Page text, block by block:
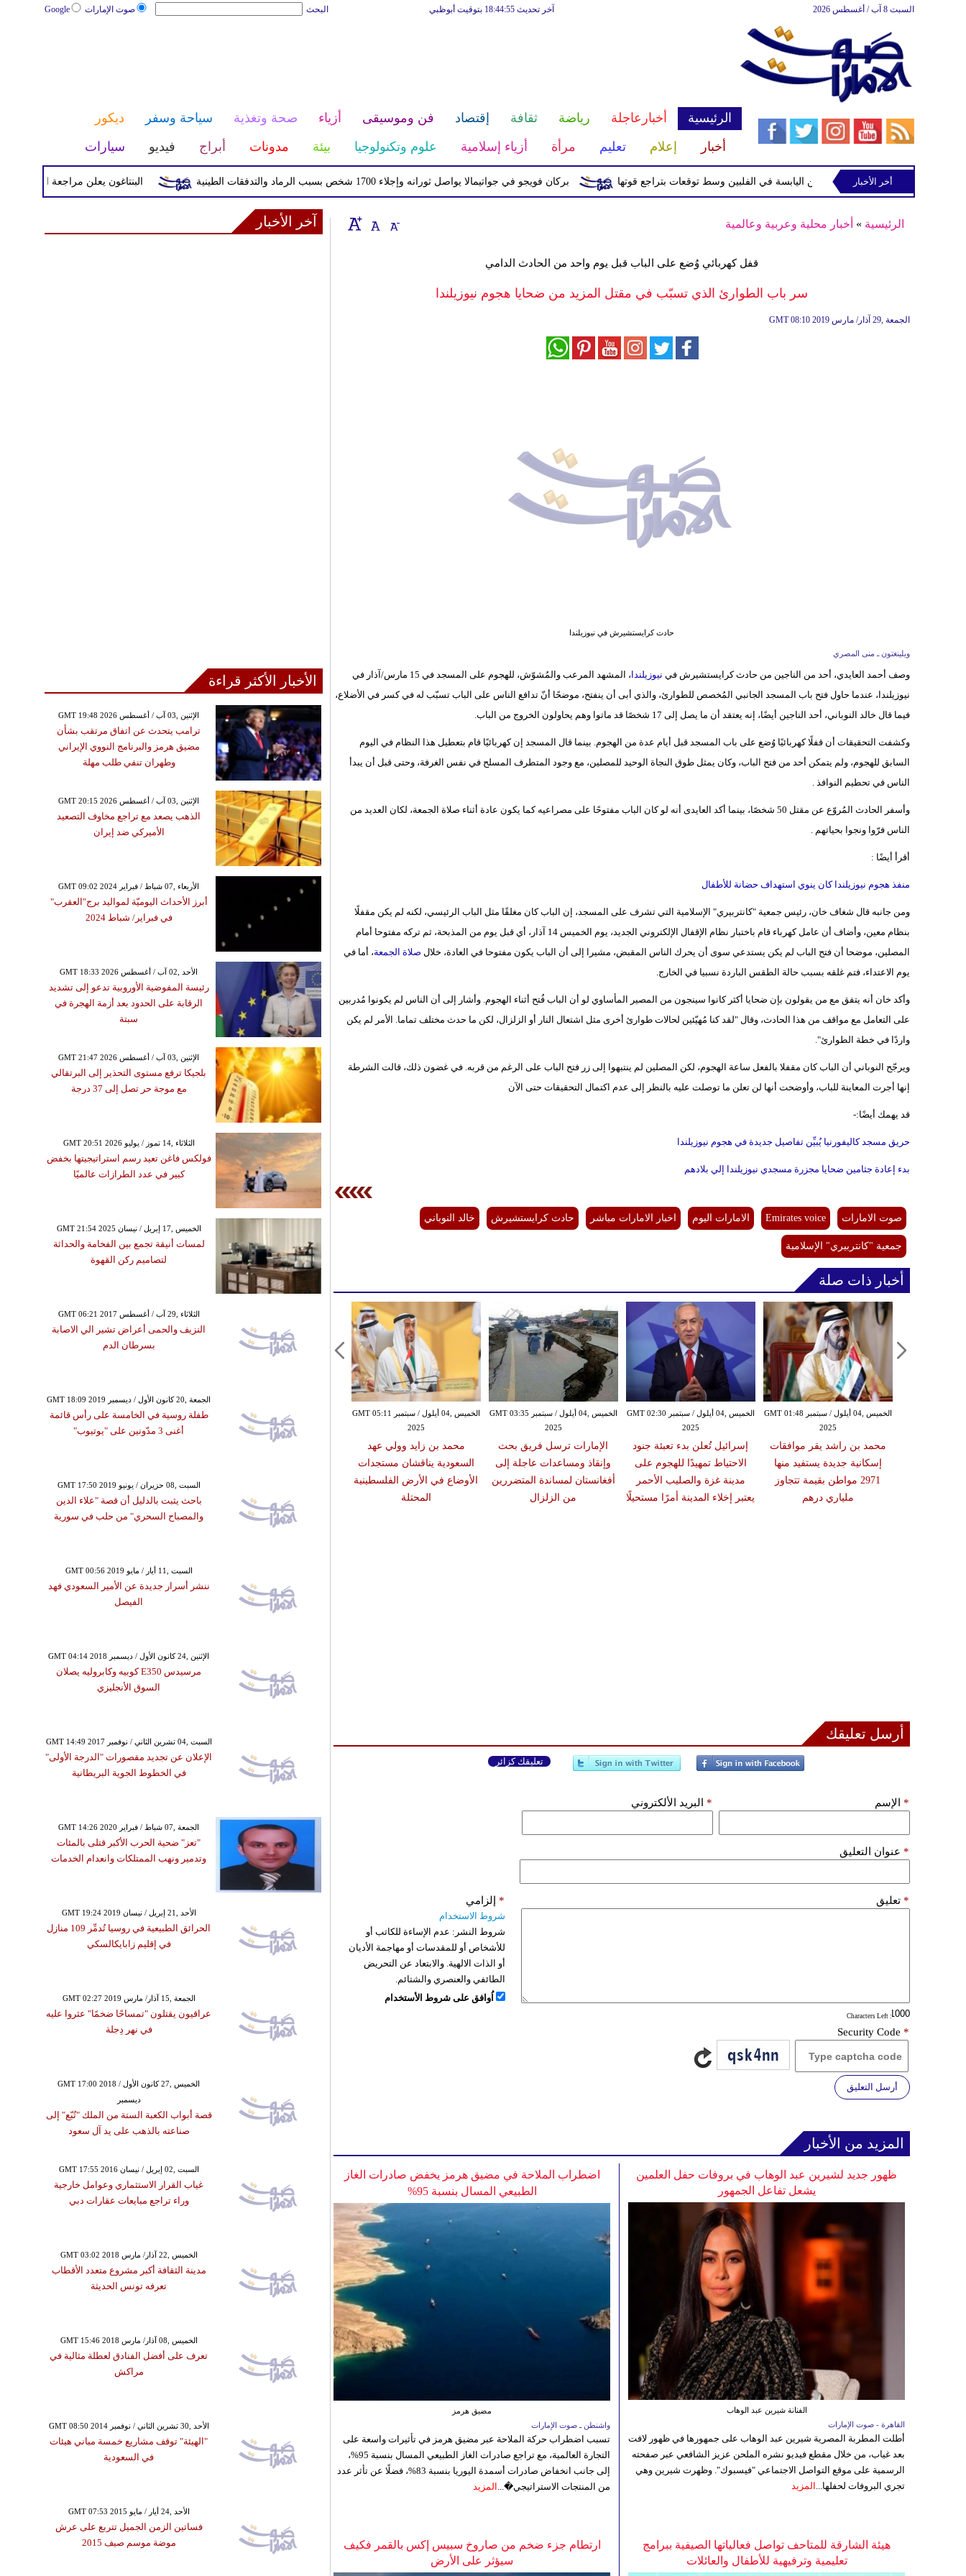
صوت الإمارات Google البحث آخر تحديث 18:44:55 بتوقيت أبوظبي السبت 8 آب / أغسطس 2026
الرئيسية أخبارعاجلة رياضة ثقافة إقتصاد فن وموسيقى أزياء صحة وتغذية سياحة وسفر
ديكور
أخبار
إعلام تعليم مرأة أزياء إسلامية علوم وتكنولوجيا بيئة مدونات أبراج فيديو سيارات
البنتاغون يعلن مراجعة التواجد العسكري بركان فويجو في جواتيمالا يواصل ثورانه وإجلاء 1700 شخص بسبب الرماد والتدفقات الطينية الاستوائية "مايماي" تقترب من اليابسة في الفلبين وسط توقعات بتراجع قوتها
أخر الأخبار
الرئيسية » أخبار محلية وعربية وعالمية
قفل كهربائي وُضع على الباب قبل يوم واحد من الحادث الدامي
سر باب الطوارئ الذي تسبّب في مقتل المزيد من ضحايا هجوم نيوزيلندا
GMT 08:10 2019 الجمعة ,29 آذار/ مارس
حادث كرايستشيرش في نيوزيلندا
ويلينغتون ـ منى المصري
وصف أحمد العايدي، أحد من الناجين من حادث كرايستشيرش في نيوزيلندا
، المشهد المرعب والمُشوّش، للهجوم على المسجد في 15 مارس/آذار في
نيوزيلندا، عندما حاول فتح باب المسجد الجانبي المُخصص للطوارئ، والذي أبى أن ينفتح، موضحًا أنّ تدافع الناس على الباب تسبّب له في كسر في الأضلاع،
فيما قال خالد النوباني، أحد الناجين أيضًا، إنه يعتقد أن ما يصل إلى 17 شخصًا قد ماتوا وهم يحاولون الخروج من الباب.
وكشفت التحقيقات أن قفلًا كهربائيًا وُضع على باب المسجد قبل أيام عدة من الهجوم. بينما قال المسجد إن كهربائيًا قام بتعطيل هذا النظام في اليوم
السابق للهجوم، ولم يتمكن أحد من فتح الباب، وكان يمثل طوق النجاة الوحيد للمصلين، مع وجود المتطرف المسلح في نفس الغرفة، وحتى قبل أن يبدأ
الناس في تحطيم النوافذ .
وأسفر الحادث المُروّع عن مقتل 50 شخصًا، بينما أكد العايدى أنه لو كان الباب مفتوحًا على مصراعيه كما يكون عادة أثناء صلاة الجمعة، لكان العديد من
الناس فرّوا ونجوا بحياتهم .
أقرأ أيضًا :
منفذ هجوم نيوزيلندا كان ينوي استهداف حضانة للأطفال
ومن جانبه قال شغاف خان، رئيس جمعية "كانتربيري" الإسلامية التي تشرف على المسجد، إن الباب كان مغلقًا مثل الباب الرئيسي، لكنه لم يكن مقفلًا
بنظام معين، وأضاف أن عامل كهرباء قام باختبار نظام الإقفال الإلكتروني الجديد، يوم الخميس 14 آذار، أي قبل يوم من المذبحة، ثم تركه مفتوحا أمام
المصلين، موضحا أن فتح الباب لم يكن يستدعي سوى أن يحرك الناس المقبض، مشيرا إلى أن الباب يكون مفتوحا في العادة، خلال صلاة الجمعة، أما في
يوم الاعتداء، فتم غلقه بسبب حالة الطقس الباردة نسبيا في الخارج.
وأكد خان أنه يتفق مع من يقولون بإن ضحايا أكثر كانوا سينجون من المصير المأساوي لو أن الباب فُتح أثناء الهجوم. وأشار إلى أن الناس لم يكونوا مُدربين
على التعامل مع مواقف من هذا الحادث، وقال "لقد كنا مُهيّئين لحالات طوارئ أخرى مثل اشتعال النار أو الزلزال، لكن ما حدث مختلف تماما. الأمر لم يكن
واردًا في خطة الطوارئ".
ويرجّح النوباني أن الباب كان مقفلا بالفعل ساعة الهجوم، لكن المصلين لم ينتبهوا إلى زر فتح الباب على الرغم من قربه. في غضون ذلك، قالت الشرطة
إنها أجرت المعاينة للباب، وأوضحت أنها لن تعلن ما توصلت عليه بالنظر إلى عدم اكتمال التحقيقات حتى الآن
قد يهمك أيضًا:-
حريق مسجد كاليفورنيا يُبيِّن تفاصيل جديدة في هجوم نيوزيلندا
بدء إعادة جثامين ضحايا مجزرة مسجدي نيوزيلندا إلي بلادهم
صوت الامارات Emirates voice الامارات اليوم اخبار الامارات مباشر حادث كرايستشيرش خالد النوباني
جمعية "كانتربيري" الإسلامية
أخبار ذات صلة
الخميس ,04 أيلول / سبتمبر GMT 05:11
2025
محمد بن زايد وولي عهد
السعودية يناقشان مستجدات
الأوضاع في الأرض الفلسطينية
المحتلة
الخميس ,04 أيلول / سبتمبر GMT 03:35
2025
الإمارات ترسل فريق بحث
وإنقاذ ومساعدات عاجلة إلى
أفغانستان لمساندة المتضررين
من الزلزال
الخميس ,04 أيلول / سبتمبر GMT 02:30
2025
إسرائيل تُعلن بدء تعبئة جنود
الاحتياط تمهيدًا للهجوم على
مدينة غزة والصليب الأحمر
يعتبر إخلاء المدينة أمرًا مستحيلًا
الخميس ,04 أيلول / سبتمبر GMT 01:48
2025
محمد بن راشد يقر موافقات
إسكانية جديدة يستفيد منها
2971 مواطن بقيمة تتجاوز
ملياري درهم
أرسل تعليقك
تعليقك كزائر
الإسم * البريد الألكتروني *
عنوان التعليق *
تعليق *
: Characters Left
إلزامي *
شروط الاستخدام
شروط النشر: عدم الإساءة للكاتب أو
للأشخاص أو للمقدسات أو مهاجمة الأديان
أو الذات الالهية. والابتعاد عن التحريض
الطائفي والعنصري والشتائم.
اُوافق على شروط الأستخدام
Security Code *
أرسل التعليق
المزيد من الأخبار
اضطراب الملاحة في مضيق هرمز يخفض صادرات الغاز
الطبيعي المسال بنسبة 95%
مضيق هرمز
واشنطن ـ صوت الإمارات
تسبب اضطراب حركة الملاحة عبر مضيق هرمز في تأثيرات واسعة على
التجارة العالمية، مع تراجع صادرات الغاز الطبيعي المسال بنسبة 95%،
إلى جانب انخفاض صادرات أسمدة اليوريا بنسبة 83%، فضلًا عن تأثر عدد
من المنتجات الاستراتيجي�... المزيد
ظهور جديد لشيرين عبد الوهاب في بروفات حفل العلمين
يشعل تفاعل الجمهور
الفنانة شيرين عبد الوهاب
القاهرة - صوت الإمارات
أطلت المطربة المصرية شيرين عبد الوهاب على جمهورها في ظهور لافت
بعد غياب، من خلال مقطع فيديو نشره الملحن عزيز الشافعي عبر صفحته
الرسمية على موقع التواصل الاجتماعي "فيسبوك". وظهرت شيرين وهي
تجري البروفات لحفلها... المزيد
ارتطام جزء ضخم من صاروخ سبيس إكس بالقمر فكيف
سيؤثر على الأرض
هيئة الشارقة للمتاحف تواصل فعالياتها الصيفية ببرامج
تعليمية وترفيهية للأطفال والعائلات
آخر الأخبار
الأخبار الأكثر قراءة
GMT 19:48 2026 الإثنين ,03 آب / أغسطس
ترامب يتحدث عن اتفاق مرتقب بشأن
مضيق هرمز والبرنامج النووي الإيراني
وطهران تنفي طلب مهلة
GMT 20:15 2026 الإثنين ,03 آب / أغسطس
الذهب يصعد مع تراجع مخاوف التصعيد
الأميركي ضد إيران
GMT 09:02 2024 الأربعاء ,07 شباط / فبراير
أبرز الأحداث اليوميّة لمواليد برج"العقرب"
في فبراير/ شباط 2024
GMT 18:33 2026 الأحد ,02 آب / أغسطس
رئيسة المفوضية الأوروبية تدعو إلى تشديد
الرقابة على الحدود بعد أزمة الهجرة في
سبتة
GMT 21:47 2026 الإثنين ,03 آب / أغسطس
بلجيكا ترفع مستوى التحذير إلى البرتقالي
مع موجة حر تصل إلى 37 درجة
GMT 20:51 2026 الثلاثاء ,14 تموز / يوليو
فولكس فاغن تعيد رسم استراتيجيتها بخفض
كبير في عدد الطرازات عالميًا
GMT 21:54 2025 الخميس ,17 إبريل / نيسان
لمسات أنيقة تجمع بين الفخامة والحداثة
لتصاميم ركن القهوة
GMT 06:21 2017 الثلاثاء ,29 آب / أغسطس
النزيف والحمى أعراض تشير الي الاصابة
بسرطان الدم
GMT 18:09 2019 الجمعة ,20 كانون الأول / ديسمبر
طفلة روسية في الخامسة على رأس قائمة
أغنى 3 مدّونين على "يوتيوب"
GMT 17:50 2019 السبت ,08 حزيران / يونيو
باحث يثبت بالدليل أن قصة "علاء الدين
والمصباح السحري" من حلب في سورية
GMT 00:56 2019 السبت ,11 أيار / مايو
ننشر أسرار جديدة عن الأمير السعودي فهد
الفيصل
GMT 04:14 2018 الإثنين ,24 كانون الأول / ديسمبر
مرسيدس E350 كوبيه وكابروليه يصلان
السوق الأنجليزي
GMT 14:49 2017 السبت ,04 تشرين الثاني / نوفمبر
الإعلان عن تجديد مقصورات "الدرجة الأولى"
في الخطوط الجوية البريطانية
GMT 14:26 2020 الجمعة ,07 شباط / فبراير
"تعز" ضحية الحرب الأكبر قتلى بالمئات
وتدمير ونهب الممتلكات وانعدام الخدمات
GMT 19:24 2019 الأحد ,21 إبريل / نيسان
الحرائق الطبيعية في روسيا تُدمِّر 109 منازل
في إقليم زابايكالسكي
GMT 02:27 2019 الجمعة ,15 آذار/ مارس
عراقيون يقتلون "تمساحًا ضخمًا" عثروا عليه
في نهر دِجلة
GMT 17:00 2018 الخميس ,27 كانون الأول /
ديسمبر
قصة أبواب الكعبة الستة من الملك "تُبّع" إلى
صناعته بالذهب على يد آل سعود
GMT 17:55 2016 السبت ,02 إبريل / نيسان
غياب القرار الاستثماري وعوامل خارجية
وراء تراجع مبايعات عقارات دبي
GMT 03:02 2018 الخميس ,22 آذار/ مارس
مدينة الثقافة أكبر مشروع متعدد الأقطاب
تعرفه تونس الحديثة
GMT 15:46 2018 الخميس ,08 آذار/ مارس
تعرف على أفضل الفنادق لعطلة مثالية في
مراكش
GMT 08:50 2014 الأحد ,30 تشرين الثاني / نوفمبر
"الهيئة" توقف مشاريع خمسة مباني هيئات
في السعودية
GMT 07:53 2015 الأحد ,24 أيار / مايو
فساتين الزمن الجميل تتربع على عرش
موضة موسم صيف 2015